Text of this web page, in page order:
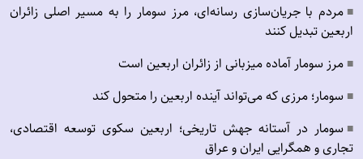
■ مردم با جریان‌سازی رسانه‌ای، مرز سومار را به مسیر اصلی زائران
اربعین تبدیل کنند
■ مرز سومار آماده میزبانی از زائران اربعین است
■ سومار؛ مرزی که می‌تواند آینده اربعین را متحول کند
■ سومار در آستانه جهش تاریخی؛ اربعین سکوی توسعه اقتصادی،
تجاری و همگرایی ایران و عراق